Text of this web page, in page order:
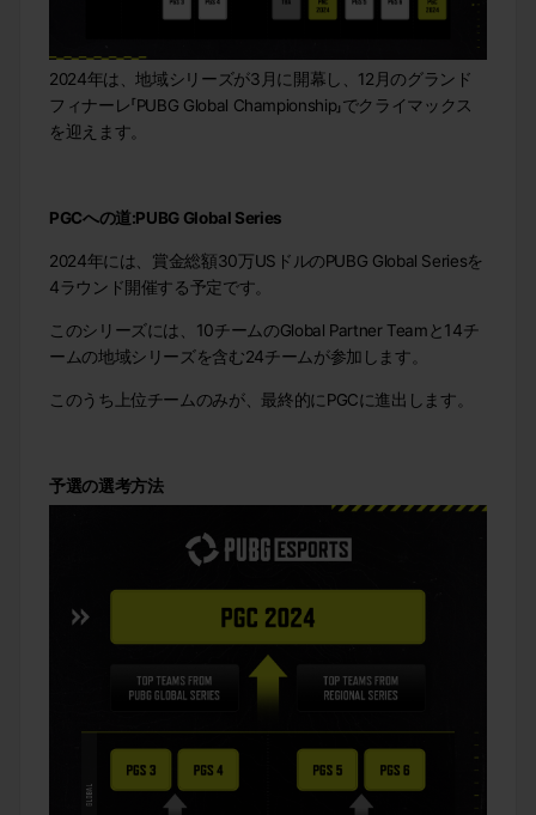
2024年は、地域シリーズが3月に開幕し、12月のグランド
フィナーレ「PUBG Global Championship」でクライマックス
を迎えます。
PGCへの道:PUBG Global Series
2024年には、賞金総額30万USドルのPUBG Global Seriesを
4ラウンド開催する予定です。
このシリーズには、10チームのGlobal Partner Teamと14チ
ームの地域シリーズを含む24チームが参加します。
このうち上位チームのみが、最終的にPGCに進出します。
予選の選考方法